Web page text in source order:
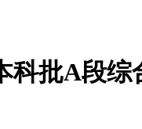
科批A段